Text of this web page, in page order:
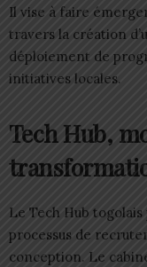
Il vise à faire
travers la création
déploiement de
initiatives locales.
Tech Hub,
Le Tech Hub
processus de
conception. Le